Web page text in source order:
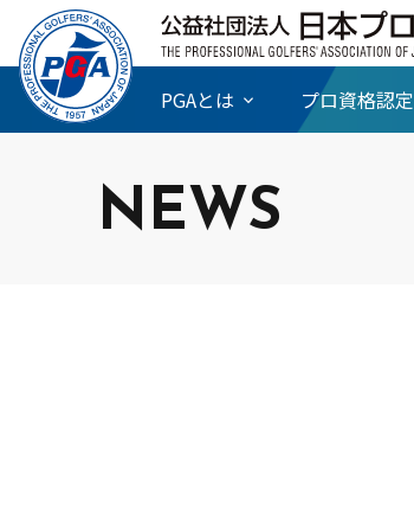
PGAとは プロ資格認定
NEWS